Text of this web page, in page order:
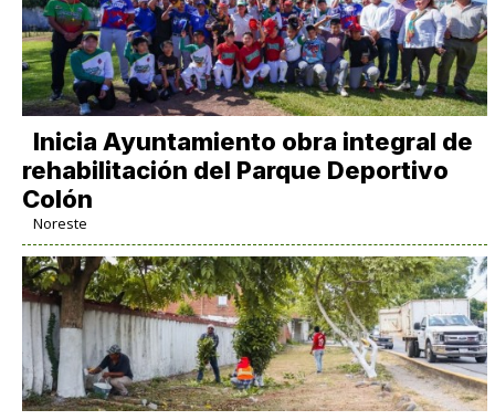
Inicia Ayuntamiento obra integral de
rehabilitación del Parque Deportivo
Colón
Noreste